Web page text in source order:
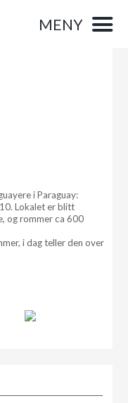
MENY
i Paraguay:
Lokalet er blitt
og rommer ca 600
i dag teller den over